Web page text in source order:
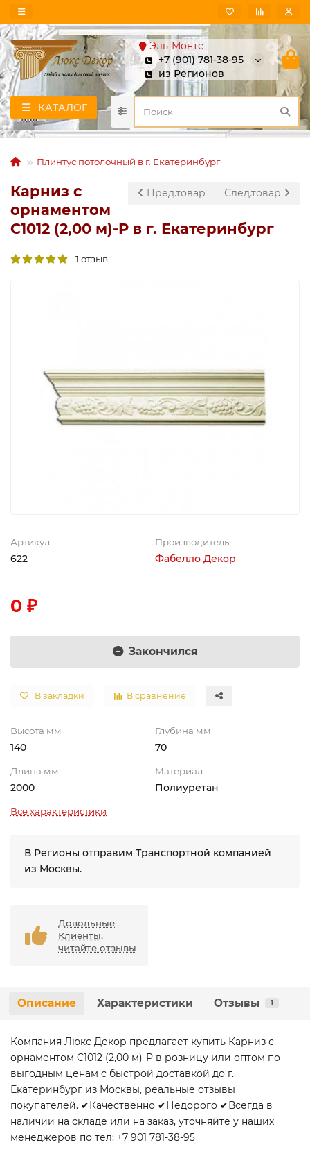
Эль-Монте
+7 (901) 781-38-95
из Регионов
КАТАЛОГ
Плинтус потолочный в г. Екатеринбург
Пред.товар След.товар
Карниз с
орнаментом
C1012 (2,00 м)-P в г. Екатеринбург
1 отзыв
Артикул
622
Производитель
Фабелло Декор
0 ₽
Закончился
В закладки В сравнение
Высота мм
140
Глубина мм
70
Длина мм
2000
Материал
Полиуретан
Все характеристики
В Регионы отправим Транспортной компанией
из Москвы.
Довольные
Клиенты,
читайте отзывы
Описание Характеристики Отзывы 1
Компания Люкс Декор предлагает купить Карниз с
орнаментом C1012 (2,00 м)-P в розницу или оптом по
выгодным ценам с быстрой доставкой до г.
Екатеринбург из Москвы, реальные отзывы
покупателей. ✔Качественно ✔Недорого ✔Всегда в
наличии на складе или на заказ, уточняйте у наших
менеджеров по тел: +7 901 781-38-95